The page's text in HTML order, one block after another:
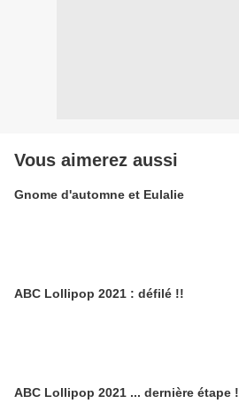
Vous aimerez aussi
Gnome d'automne et Eulalie
ABC Lollipop 2021 : défilé !!
ABC Lollipop 2021 ... dernière étape !